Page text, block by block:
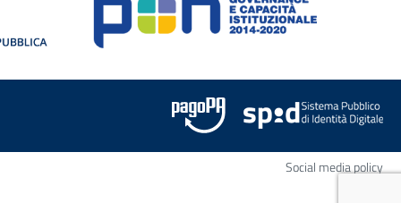
stessa finestra
Social media policy